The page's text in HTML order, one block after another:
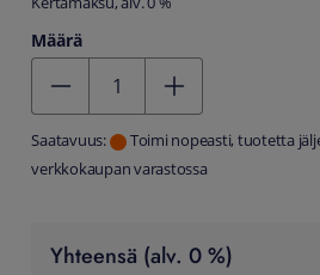
Määrä
Saatavuus:
Toimi nopeasti, tuotetta
verkkokaupan varastossa
Yhteensä (alv. 0 %)